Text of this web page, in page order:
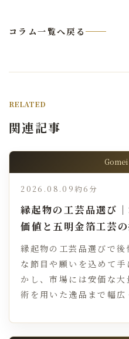
コラム一覧へ戻る
RELATED
関連記事
2026.08.09 約6分
縁起物の工芸品選び
価値と五明金箔工芸
縁起物の工芸品選びで
な節目や願いを込めて
かし、市場には安価な
術を用いた逸品まで幅